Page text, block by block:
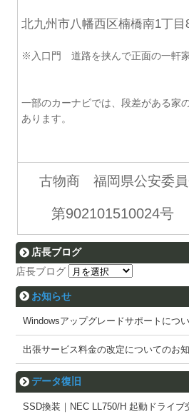
北九州市八幡西区楠橋南1丁目
※入口門 道路を挟んで正面の一軒
一部のカーナビでは、段差がある家
あります。
古物商 福岡県公安委員
第902101510024号
店長ブログ
店長ブログ
お知らせ
Windowsアップグレードサポートにつ
出張サービス料金の改定についてのお
データ復旧
SSD換装｜NEC LL750/H 起動ドライブ